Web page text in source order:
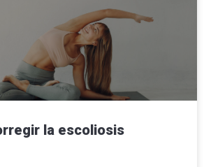
la escoliosis